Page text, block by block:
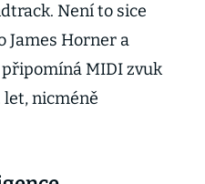
Není to sice
James Horner a
MIDI zvuk
nicméně